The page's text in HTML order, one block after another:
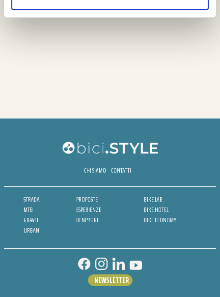
CHI SIAMO CONTATTI
STRADA
MTB
GRAVEL
URBAN
PROPOSTE
ESPERIENZE
BENESSERE
BIKE LAB
BIKE HOTEL
BIKE ECONOMY
NEWSLETTER